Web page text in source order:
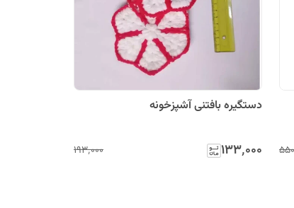
دستگیره بافتنی آشپزخونه
۱۳۳٬۰۰۰ ۱۹۳٬۰۰۰